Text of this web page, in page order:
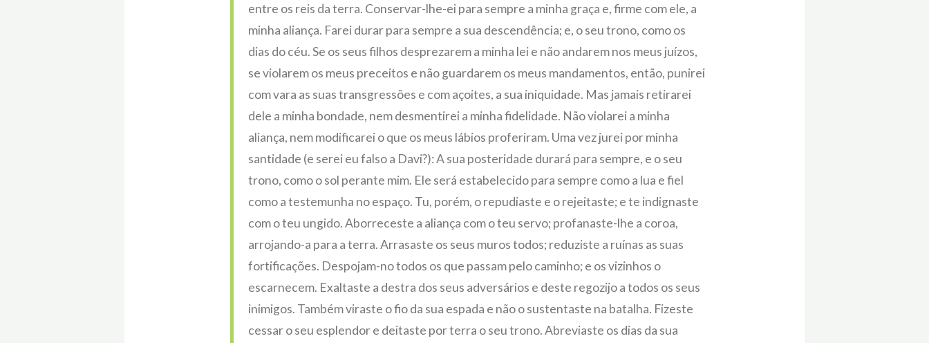
entre os reis da terra. Conservar-lhe-ei para sempre a minha graça e, firme com ele, a
minha aliança. Farei durar para sempre a sua descendência; e, o seu trono, como os
dias do céu. Se os seus filhos desprezarem a minha lei e não andarem nos meus juízos,
se violarem os meus preceitos e não guardarem os meus mandamentos, então, punirei
com vara as suas transgressões e com açoites, a sua iniquidade. Mas jamais retirarei
dele a minha bondade, nem desmentirei a minha fidelidade. Não violarei a minha
aliança, nem modificarei o que os meus lábios proferiram. Uma vez jurei por minha
santidade (e serei eu falso a Davi?): A sua posteridade durará para sempre, e o seu
trono, como o sol perante mim. Ele será estabelecido para sempre como a lua e fiel
como a testemunha no espaço. Tu, porém, o repudiaste e o rejeitaste; e te indignaste
com o teu ungido. Aborreceste a aliança com o teu servo; profanaste-lhe a coroa,
arrojando-a para a terra. Arrasaste os seus muros todos; reduziste a ruínas as suas
fortificações. Despojam-no todos os que passam pelo caminho; e os vizinhos o
escarnecem. Exaltaste a destra dos seus adversários e deste regozijo a todos os seus
inimigos. Também viraste o fio da sua espada e não o sustentaste na batalha. Fizeste
cessar o seu esplendor e deitaste por terra o seu trono. Abreviaste os dias da sua